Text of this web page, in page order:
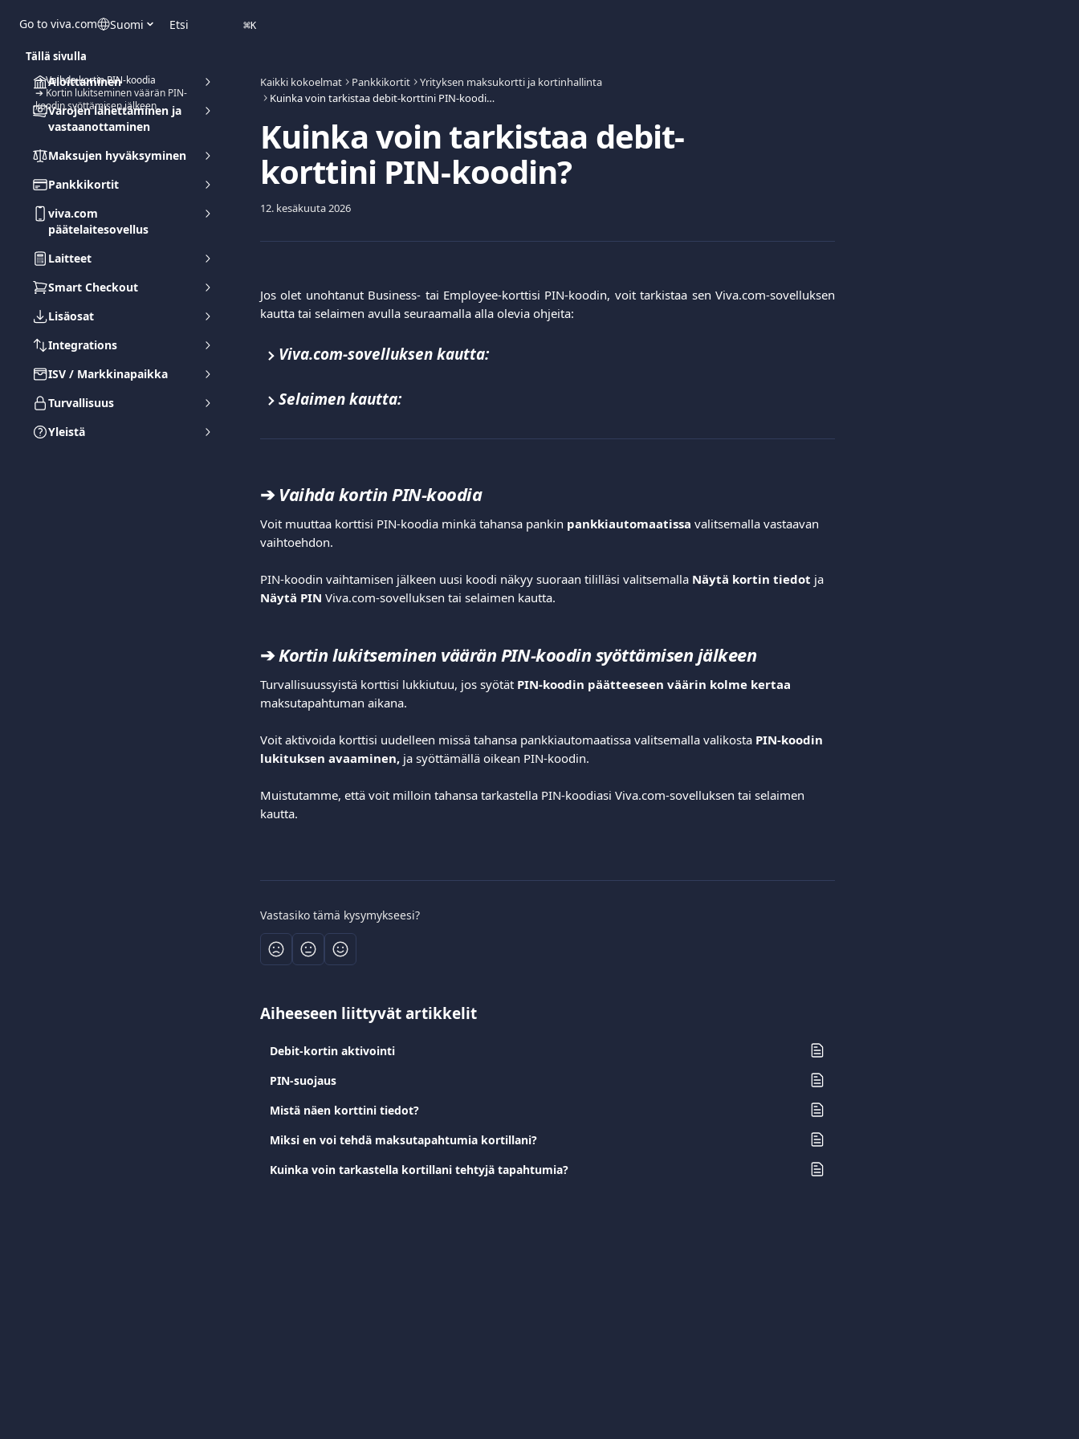
Go to viva.com Suomi Etsi ⌘K
Aloittaminen
Varojen lähettäminen ja
vastaanottaminen
Maksujen hyväksyminen
Pankkikortit
viva.com
päätelaitesovellus
Laitteet
Smart Checkout
Lisäosat
Integrations
ISV / Markkinapaikka
Turvallisuus
Yleistä
Kaikki kokoelmat Pankkikortit
Yrityksen maksukortti ja kortinhallinta
Kuinka voin tarkistaa debit-korttini PIN-koodin?
Kuinka voin tarkistaa debit-
korttini PIN-koodin?
12. kesäkuuta 2026
Jos olet unohtanut Business- tai Employee-korttisi PIN-koodin, voit tarkistaa sen Viva.com-sovelluksen
kautta tai selaimen avulla seuraamalla alla olevia ohjeita:
Viva.com-sovelluksen kautta:
Selaimen kautta:
➔ Vaihda kortin PIN-koodia
Voit muuttaa korttisi PIN-koodia minkä tahansa pankin pankkiautomaatissa valitsemalla vastaavan
vaihtoehdon.
PIN-koodin vaihtamisen jälkeen uusi koodi näkyy suoraan tililläsi valitsemalla Näytä kortin tiedot ja
Näytä PIN Viva.com-sovelluksen tai selaimen kautta.
➔ Kortin lukitseminen väärän PIN-koodin syöttämisen jälkeen
Turvallisuussyistä korttisi lukkiutuu, jos syötät PIN-koodin päätteeseen väärin kolme kertaa
maksutapahtuman aikana.
Voit aktivoida korttisi uudelleen missä tahansa pankkiautomaatissa valitsemalla valikosta PIN-koodin
lukituksen avaaminen, ja syöttämällä oikean PIN-koodin.
Muistutamme, että voit milloin tahansa tarkastella PIN-koodiasi Viva.com-sovelluksen tai selaimen
kautta.
Vastasiko tämä kysymykseesi?
Aiheeseen liittyvät artikkelit
Debit-kortin aktivointi
PIN-suojaus
Mistä näen korttini tiedot?
Miksi en voi tehdä maksutapahtumia kortillani?
Kuinka voin tarkastella kortillani tehtyjä tapahtumia?
Tällä sivulla
➔ Vaihda kortin PIN-koodia
➔ Kortin lukitseminen väärän PIN-
koodin syöttämisen jälkeen